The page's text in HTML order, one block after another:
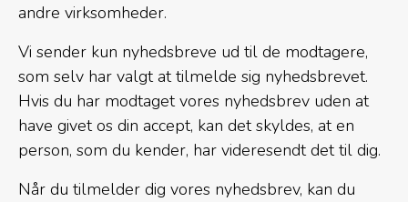
andre virksomheder.
Vi sender kun nyhedsbreve ud til de modtagere,
som selv har valgt at tilmelde sig nyhedsbrevet.
Hvis du har modtaget vores nyhedsbrev uden at
have givet os din accept, kan det skyldes, at en
person, som du kender, har videresendt det til dig.
Når du tilmelder dig vores nyhedsbrev, kan du